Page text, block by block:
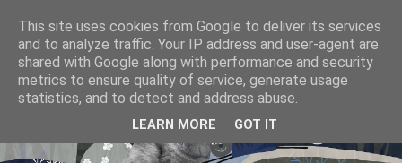
This site uses cookies from Google to deliver its services
and to analyze traffic. Your IP address and user-agent are
shared with Google along with performance and security
metrics to ensure quality of service, generate usage
statistics, and to detect and address abuse.
LEARN MORE GOT IT